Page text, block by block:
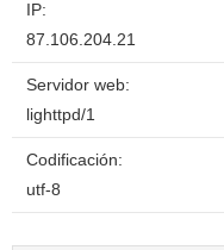
IP:
87.106.204.21
Servidor web:
lighttpd/1
Codificación:
utf-8